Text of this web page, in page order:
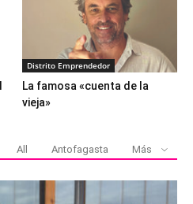
Distrito Emprendedor
La famosa «cuenta de la
vieja»
All Antofagasta Más